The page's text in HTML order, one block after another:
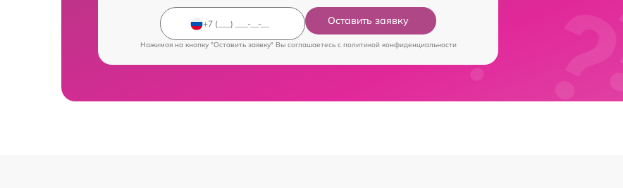
Оставить заявку
Нажимая на кнопку "Оставить заявку" Вы соглашаетесь c политикой конфиденциальности